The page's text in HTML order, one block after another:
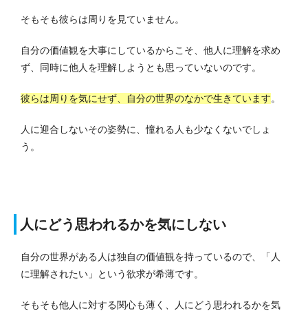
そもそも彼らは周りを見ていません。
自分の価値観を大事にしているからこそ、他人に理解を求め
ず、同時に他人を理解しようとも思っていないのです。
彼らは周りを気にせず、自分の世界のなかで生きています。
人に迎合しないその姿勢に、憧れる人も少なくないでしょ
う。
人にどう思われるかを気にしない
自分の世界がある人は独自の価値観を持っているので、「人
に理解されたい」という欲求が希薄です。
そもそも他人に対する関心も薄く、人にどう思われるかを気